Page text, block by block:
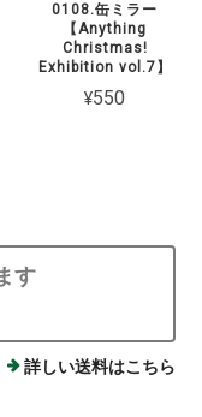
0108.缶ミラー
【Anything
Christmas!
Exhibition vol.7】
¥550
す
詳しい送料はこちら